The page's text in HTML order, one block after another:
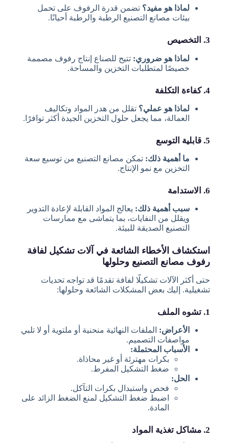
لماذا هو مفيد؟ تضمن قدرة الرفوف على تحمل
بيئات مصانع التصنيع الرطبة والرطبة أحيانًا.
3. التخصيص
لماذا هو ضروري: تتيح للصناع إنتاج رفوف مصممة
خصيصًا لمتطلبات التخزين والمساحة.
4. كفاءة التكلفة
لماذا هو عملي؟ تقلل من هدر المواد وتكاليف
العمالة، مما يجعل حلول التخزين الجيدة أكثر توافرًا.
5. قابلية التوسع
ما أهمية ذلك: تمكن مصانع التصنيع من توسيع سعة
التخزين مع نمو الإنتاج.
6. الاستدامة
سبب أهمية ذلك: يعالج المواد القابلة لإعادة التدوير
ويقلل من النفايات، بما يتماشى مع ممارسات
التصنيع الصديقة للبيئة.
استكشاف الأخطاء الشائعة في آلات تشكيل لفافة
رفوف مصانع التصنيع وحلولها
حتى أكثر الآلات تشكيلًا لفافة تقدمًا قد تواجه تحديات
تشغيلية. إليك بعض المشكلات الشائعة وحلولها:
1. تشوه الملف
الأعراض: الملفات النهائية منحنية أو ملتوية أو لا تلبي
مواصفات التصميم.
الأسباب المحتملة:
بكرات مهترئة أو غير محاذاة.
ضغط التشكيل المفرط.
الحل:
فحص واستبدال بكرات التآكل.
اضبط ضغط التشكيل لمنع الضغط الزائد على
المادة.
2. مشاكل تغذية المواد